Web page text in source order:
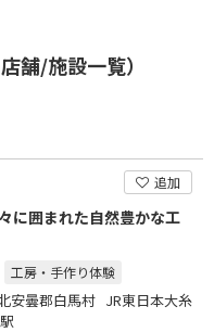
舗/施設一覧）
追加
に囲まれた自然豊かな工
工房・手作り体験
安曇郡白馬村 JR東日本大糸